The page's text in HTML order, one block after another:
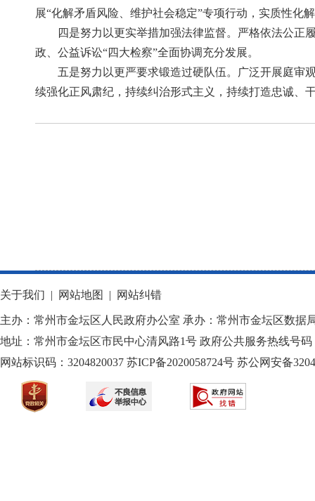
展“化解矛盾风险、维护社会稳定”专项行动，实质性化
四是努力以更实举措加强法律监督。严格依法公正
政、公益诉讼“四大检察”全面协调充分发展。
五是努力以更严要求锻造过硬队伍。广泛开展庭审
续强化正风肃纪，持续纠治形式主义，持续打造忠诚、
关于我们 | 网站地图 | 网站纠错
主办：常州市金坛区人民政府办公室 承办：常州市金坛区数据
地址：常州市金坛区市民中心清风路1号 政府公共服务热线号码
网站标识码：3204820037 苏ICP备2020058724号 苏公网安备